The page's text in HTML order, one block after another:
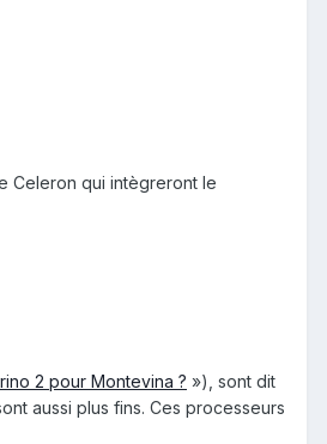
Celeron qui intègreront le
2 pour Montevina ? »), sont dit
aussi plus fins. Ces processeurs